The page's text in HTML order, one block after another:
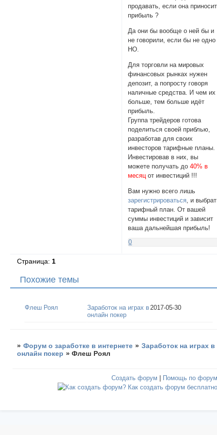
продавать, если она приносит
прибыль ?
Да они бы вообще о ней бы и
не говорили, если бы не одно
НО.
Для торговли на мировых
финансовых рынках нужен
депозит, а попросту говоря
наличные средства. И чем их
больше, тем больше идёт
прибыль.
Группа трейдеров готова
поделиться своей приблью,
разработав для своих
инвесторов тарифные планы.
Инвестировав в них, вы
можете получать до40% в
месяц от инвестиций !!!
Вам нужно всего лишь
зарегистрироваться , и
тарифный план. От вашей
суммы инвестиций и зависит
ваша дальнейшая прибыль!
0
Страница: 1
Похожие темы
Флеш Роял
Заработок на играх в
онлайн покер
2017-05-30
» Форум о заработке в интернете » Заработок на играх в
онлайн покер »Флеш Роял
Создать форум Помощь по